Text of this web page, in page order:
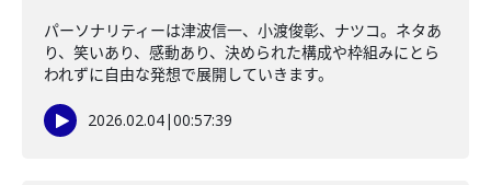
パーソナリティーは津波信一、小渡俊彰、ナツコ。ネタあ
り、笑いあり、感動あり、決められた構成や枠組みにとら
われずに自由な発想で展開していきます。
2026.02.04|00:57:39